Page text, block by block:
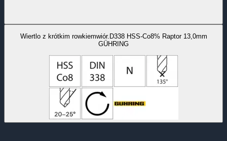
Wiertlo z krótkim rowkiemwiór.D338 HSS-Co8% Raptor 13,0mm
GÜHRING